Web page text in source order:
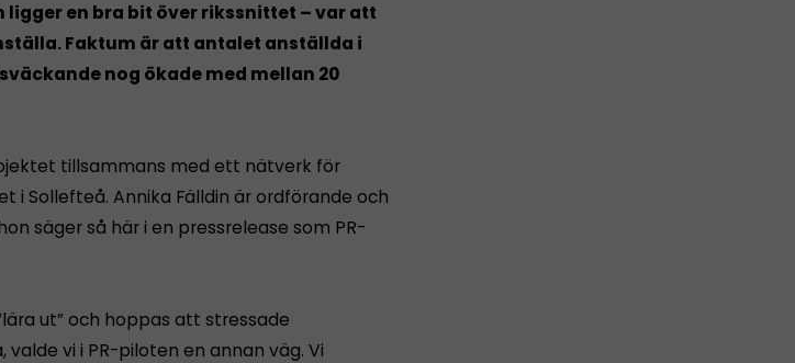
en bra bit över rikssnittet – var att
Faktum är att antalet anställda i
nog ökade med mellan 20
tillsammans med ett nätverk för
i Sollefteå. Annika Fälldin är ordförande och
säger så här i en pressrelease som PR-
ut” och hoppas att stressade
vi i PR-piloten en annan väg. Vi